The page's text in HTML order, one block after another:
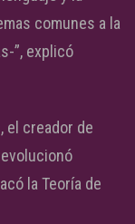
comunes a la
”, explicó
el creador de
la Teoría de